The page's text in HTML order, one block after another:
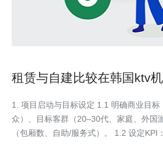
租赁与自建比较在韩国ktv
1. 项目启动与目标设定 1.1 明确商业目标
众）、目标客群（20–30代、家庭、外国
（包厢数、自助/服务式）。 1.2 设定KPI